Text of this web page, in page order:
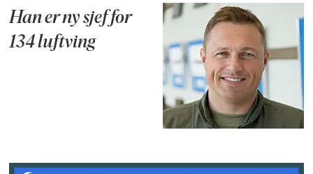
Han er ny sjef for
134 luftving